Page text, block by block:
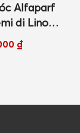
Alfaparf
di Lino
Original
500ml
1,000,000